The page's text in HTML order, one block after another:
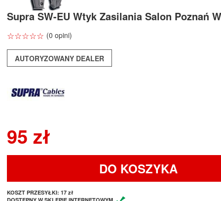
Supra SW-EU Wtyk Zasilania Salon Poznań
☆☆☆☆☆
★★★★★ (0 opini)
AUTORYZOWANY DEALER
95 zł
DO KOSZYKA
KOSZT PRZESYŁKI: 17 zł